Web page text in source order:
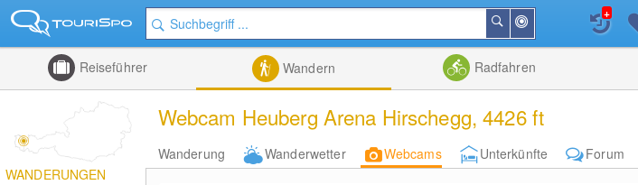
der
Suchen
+
Reiseführer Wandern Radfahren
Webcam Heuberg Arena Hirschegg, 4426 ft
Wanderung Wanderwetter Webcams Unterkünfte Forum
WANDERUNGEN